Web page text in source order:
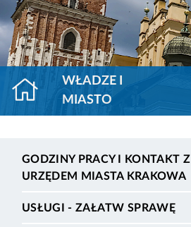
WŁADZE I
MIASTO
GODZINY PRACY I KONTAKT Z
URZĘDEM MIASTA KRAKOWA
USŁUGI - ZAŁATW SPRAWĘ